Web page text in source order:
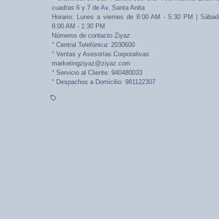
cuadras 6 y 7 de Av. Santa Anita
Horario: Lunes a viernes de 8:00 AM - 5:30 PM |
8:00 AM - 1:30 PM
Números de contacto Ziyaz:
° Central Telefónica: 2030600
° Ventas y Asesorías Corporativas:
marketingziyaz@ziyaz.com
° Servicio al Cliente: 940480033
° Despachos a Domicilio: 981122307